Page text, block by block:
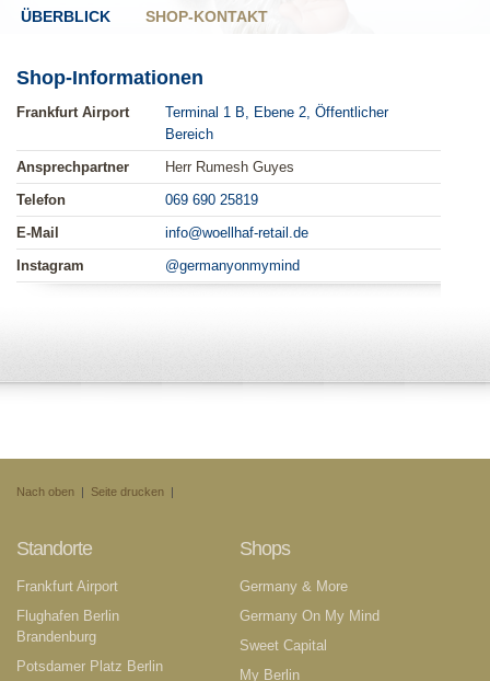
ÜBERBLICK SHOP-KONTAKT
Shop-Informationen
Frankfurt Airport
Terminal 1 B, Ebene 2, Öffentlicher
Bereich
Ansprechpartner
Herr Rumesh Guyes
Telefon
069 690 25819
E-Mail
info@woellhaf-retail.de
Instagram
@germanyonmymind
Nach oben Seite drucken
Standorte
Frankfurt Airport
Flughafen Berlin
Brandenburg
Potsdamer Platz Berlin
Shops
Germany & More
Germany On My Mind
Sweet Capital
My Berlin